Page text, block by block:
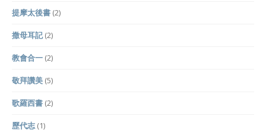
提摩太後書 (2)
撒母耳記(2)
教會合一 (2)
敬拜讚美 (5)
歌羅西書 (2)
歷代志 (1)